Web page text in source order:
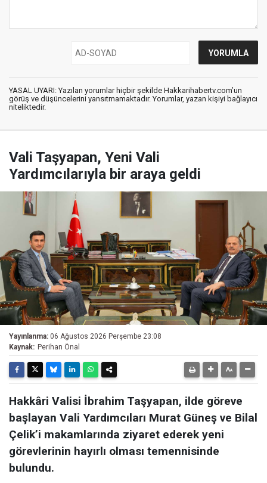
YASAL UYARI: Yazılan yorumlar hiçbir şekilde Hakkarihabertv.com’un
görüş ve düşüncelerini yansıtmamaktadır. Yorumlar, yazan kişiyi bağlayıcı
niteliktedir.
Vali Taşyapan, Yeni Vali
Yardımcılarıyla bir araya geldi
Yayınlanma: 06 Ağustos 2026 Perşembe 23:08
Kaynak: Perihan Önal
Hakkâri Valisi İbrahim Taşyapan, ilde göreve
başlayan Vali Yardımcıları Murat Güneş ve Bilal
Çelik’i makamlarında ziyaret ederek yeni
görevlerinin hayırlı olması temennisinde
bulundu.